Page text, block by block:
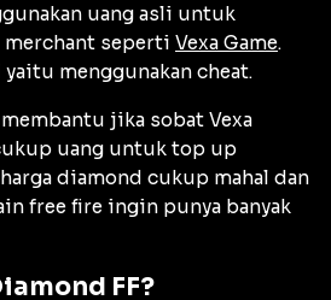
uang asli untuk
seperti Vexa Game.
yaitu menggunakan cheat.
jika sobat Vexa
uang untuk top up
diamond cukup mahal dan
free fire ingin punya banyak
FF?